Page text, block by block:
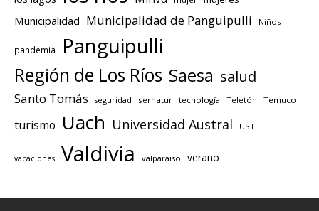
Municipalidad Municipalidad de Panguipulli Niños
pandemia Panguipulli
Región de Los Ríos Saesa salud
Santo Tomás seguridad sernatur tecnología Teletón Temuco
turismo Uach Universidad Austral UST
vacaciones Valdivia valparaiso verano